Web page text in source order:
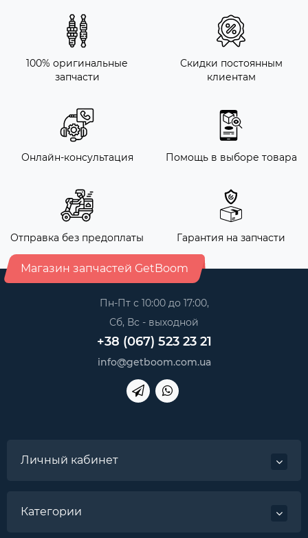
100% оригинальные
запчасти
Скидки постоянным
клиентам
Онлайн-консультация Помощь в выборе товара
Отправка без предоплаты Гарантия на запчасти
Магазин запчастей GetBoom
Пн-Пт с 10:00 до 17:00,
Сб, Вс - выходной
+38 (067) 523 23 21
info@getboom.com.ua
Личный кабинет
Категории